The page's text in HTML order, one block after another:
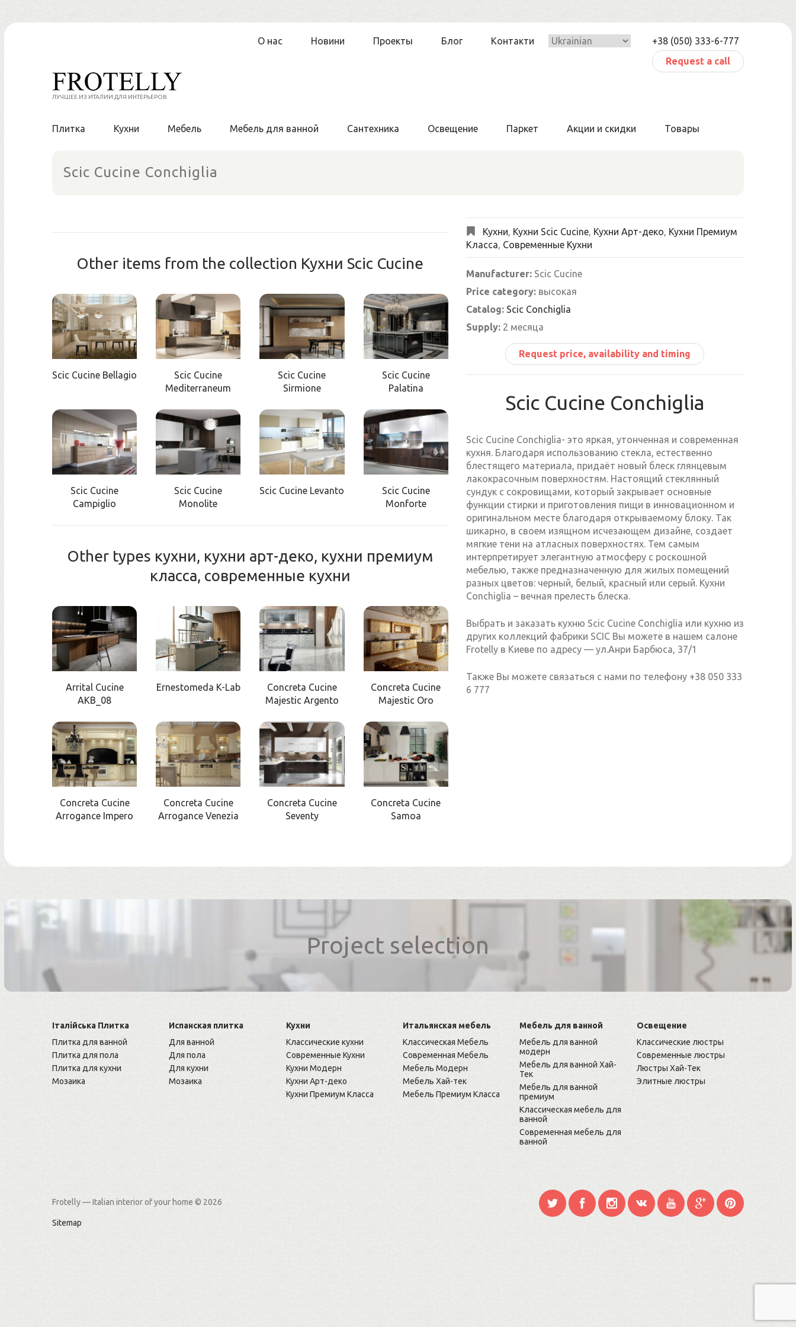
Skip
О нас Новини Проекты Блог Контакти
+38 (050) 333-6-777
Request a call
ЛУЧШЕЕ ИЗ ИТАЛИИ ДЛЯ ИНТЕРЬЕРОВ
Плитка Кухни Мебель Мебель для ванной Сантехника Освещение Паркет Акции и скидки Товары
Scic Cucine Conchiglia
Other items from the collection Кухни Scic Cucine
Scic Cucine Bellagio
Scic Cucine
Mediterraneum
Scic Cucine
Sirmione
Scic Cucine
Palatina
Scic Cucine
Campiglio
Scic Cucine
Monolite
Scic Cucine Levanto
Scic Cucine
Monforte
Other types кухни, кухни арт-деко, кухни премиум
класса, современные кухни
Arrital Cucine
AKB_08
Ernestomeda K-Lab
Concreta Cucine
Majestic Argento
Concreta Cucine
Majestic Oro
Concreta Cucine
Arrogance Impero
Concreta Cucine
Arrogance Venezia
Concreta Cucine
Seventy
Concreta Cucine
Samoa
Кухни, Кухни Scic Cucine, Кухни Арт-деко, Кухни Премиум
Класса, Современные Кухни
Manufacturer:Scic Cucine
Price category:высокая
Catalog: Scic Conchiglia
Supply:2 месяца
Request price, availability and timing
Scic Cucine Conchiglia
Scic Cucine Conchiglia- это яркая, утонченная и современная
кухня. Благодаря использованию стекла, естественно
блестящего материала, придаёт новый блеск глянцевым
лакокрасочным поверхностям. Настоящий стеклянный
сундук с сокровищами, который закрывает основные
функции стирки и приготовления пищи в инновационном и
оригинальном месте благодаря открываемому блоку. Так
шикарно, в своем изящном исчезающем дизайне, создает
мягкие тени на атласных поверхностях. Тем самым
интерпретирует элегантную атмосферу с роскошной
мебелью, также предназначенную для жилых помещений
разных цветов: черный, белый, красный или серый. Кухни
Conchiglia – вечная прелесть блеска.
Выбрать и заказать кухню Scic Cucine Conchiglia или кухню из
других коллекций фабрики SCIC Вы можете в нашем салоне
Frotelly в Киеве по адресу — ул.Анри Барбюса, 37/1
Также Вы можете связаться с нами по телефону +38 050 333
6 777
Project selection
Італійська Плитка
Плитка для ванной
Плитка для пола
Плитка для кухни
Мозаика
Испанская плитка
Для ванной
Для пола
Для кухни
Мозаика
Кухни
Классические кухни
Современные Кухни
Кухни Модерн
Кухни Арт-деко
Кухни Премиум Класса
Итальянская мебель
Классическая Мебель
Современная Мебель
Мебель Модерн
Мебель Хай-тек
Мебель Премиум Класса
Мебель для ванной
Мебель для ванной
модерн
Мебель для ванной Хай-
Тек
Мебель для ванной
премиум
Классическая мебель для
ванной
Cовременная мебель для
ванной
Освещение
Классические люстры
Современные люстры
Люстры Хай-Тек
Элитные люстры
Frotelly — Italian interior of your home © 2026
Sitemap